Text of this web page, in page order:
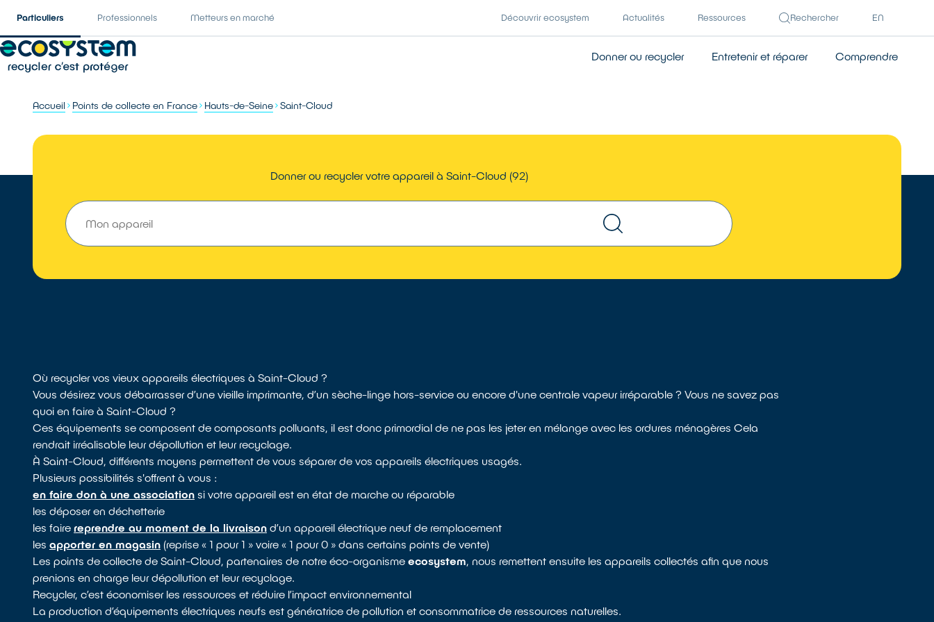
Particuliers Professionnels Metteurs en marché Découvrir ecosystem Actualités Ressources Rechercher EN
Donner ou recycler Entretenir et réparer Comprendre
Accueil Points de collecte en France Hauts-de-Seine Saint-Cloud
Donner ou recycler votre appareil à Saint-Cloud (92)
Où recycler vos vieux appareils électriques à Saint-Cloud ?
Vous désirez vous débarrasser d’une vieille imprimante, d’un sèche-linge hors-service ou encore d'une centrale vapeur irréparable ? Vous ne savez pas
quoi en faire à Saint-Cloud ?
Ces équipements se composent de composants polluants, il est donc primordial de ne pas les jeter en mélange avec les ordures ménagères Cela
rendrait irréalisable leur dépollution et leur recyclage.
À Saint-Cloud, différents moyens permettent de vous séparer de vos appareils électriques usagés.
Plusieurs possibilités s'offrent à vous :
en faire don à une association si votre appareil est en état de marche ou réparable
les déposer en déchetterie
les fairereprendre au moment de la livraison d’un appareil électrique neuf de remplacement
lesapporter en magasin (reprise « 1 pour 1 » voire « 1 pour 0 » dans certains points de vente)
Les points de collecte de Saint-Cloud, partenaires de notre éco-organismeecosystem, nous remettent ensuite les appareils collectés afin que nous
prenions en charge leur dépollution et leur recyclage.
Recycler, c’est économiser les ressources et réduire l’impact environnemental
La production d’équipements électriques neufs est génératrice de pollution et consommatrice de ressources naturelles.